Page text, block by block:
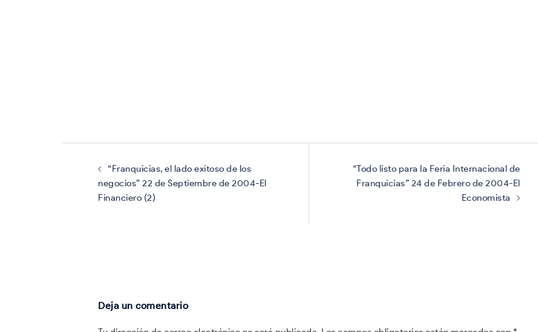
Navegación
entradas“Franquicias, el lado exitoso de los
negocios” 22 de Septiembre de 2004-El
Financiero (2)
“Todo listo para la Feria Internacional de
Franquicias” 24 de Febrero de 2004-El
Economista
Deja un comentario